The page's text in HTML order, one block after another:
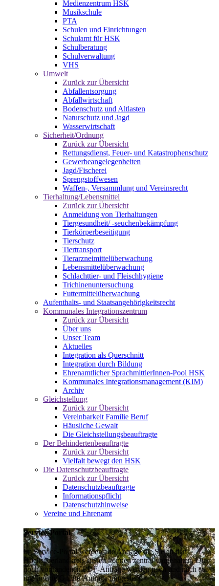
Medienzentrum HSK
Musikschule
PTA
Schulen und Einrichtungen
Schulamt für HSK
Schulberatung
Schulverwaltung
VHS
Umwelt
Zurück zur Übersicht
Abfallentsorgung
Abfallwirtschaft
Bodenschutz und Altlasten
Naturschutz und Jagd
Wasserwirtschaft
Sicherheit/Ordnung
Zurück zur Übersicht
Rettungsdienst, Feuer- und Katastrophenschutz
Gewerbeangelegenheiten
Jagd/Fischerei
Sprengstoffwesen
Waffen-, Versammlung und Vereinsrecht
Tierhaltung/Lebensmittel
Zurück zur Übersicht
Anmeldung von Tierhaltungen
Tiergesundheit/ -seuchenbekämpfung
Tierkörperbeseitigung
Tierschutz
Tiertransport
Tierarzneimittelüberwachung
Lebensmittelüberwachung
Schlachttier- und Fleischhygiene
Trichinenuntersuchung
Futtermittelüberwachung
Aufenthalts- und Staatsangehörigkeitsrecht
Kommunales Integrationszentrum
Zurück zur Übersicht
Über uns
Unser Team
Aktuelles
Integration als Querschnitt
Integration durch Bildung
Ehrenamtlicher SprachmittlerInnen-Pool HSK
Kommunales Integrationsmanagement (KIM)
Archiv
Gleichstellung
Zurück zur Übersicht
Vereinbarkeit Familie Beruf
Häusliche Gewalt
Die Gleichstellungsbeauftragte
Der Behindertenbeauftragte
Zurück zur Übersicht
Vielfalt bewegt den HSK
Die Datenschutzbeauftragte
Zurück zur Übersicht
Datenschutzbeauftragte
Informationspflicht
Datenschutzhinweise
Vereine und Ehrenamt
Service-Portal
Im Service-Portal werden alle Anträge die Sie an den
Hochsauerlandkreis stellen können zentral vorgehalten. Die
noch vorhandenen PDF-Anträge werden nach und nach auf
intelligente Online-Anträge umgestellt.